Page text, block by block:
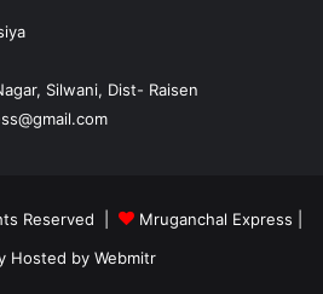
Silwani, Dist- Raisen
Reserved | Mruganchal Express
Hosted by Webmitr